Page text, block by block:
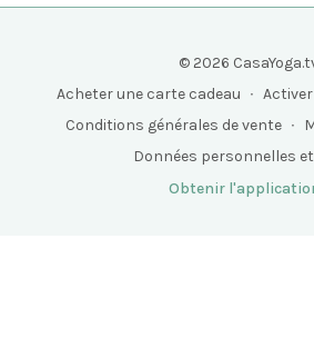
© 2026
Acheter une carte cadeau ∙
Conditions générales de vente ∙
Données personnelles
Obtenir